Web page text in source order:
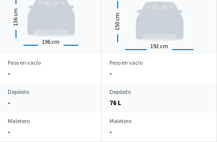
196 cm
136
cm
192 cm
150
cm
Peso en vacío
-
Peso en vacío
-
Depósito
-
Depósito
76 L
Maletero
-
Maletero
-